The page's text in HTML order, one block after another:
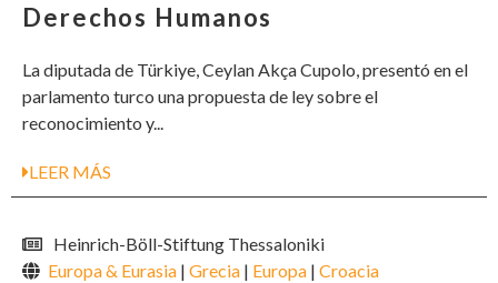
Derechos Humanos
La diputada de Türkiye, Ceylan Akça Cupolo, presentó en el
parlamento turco una propuesta de ley sobre el
reconocimiento y...
LEER MÁS
Heinrich-Böll-Stiftung Thessaloniki
Europa & Eurasia | Grecia | Europa | Croacia